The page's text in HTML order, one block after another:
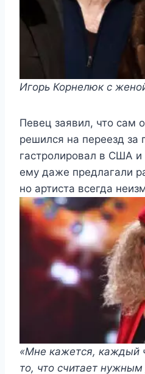
Игорь Корнелюк с
Певец заявил, что сам
решился на переезд за
гастролировал в США и
ему даже предлагали
но артиста всегда
«Мне кажется, каждый
то, что считает